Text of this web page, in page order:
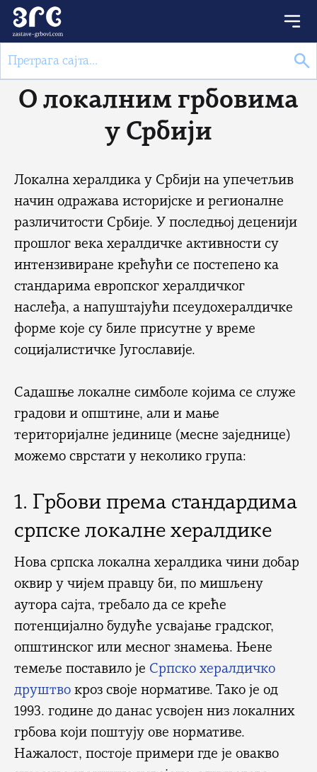
О локалним грбовима
у Србији
Локална хералдика у Србији на упечетљив
начин одражава историјске и регионалне
различитости Србије. У последњој деценији
прошлог века хералдичке активности су
интензивиране крећући се постепено ка
стандарима европског хералдичког
наслеђа, а напуштајући псеудохералдичке
форме које су биле присутне у време
социјалистичке Југославије.
Садашње локалне симболе којима се служе
градови и општине, али и мање
територијалне јединице (месне заједнице)
можемо сврстати у неколико група:
1. Грбови према стандардима
српске локалне хералдике
Нова српска локална хералдика чини добар
оквир у чијем правцу би, по мишљену
аутора сајта, требало да се креће
потенцијално будуће усвајање градског,
општинског или месног знамења. Њене
темеље поставило је Српско хералдичко
друштво кроз своје нормативе. Тако је од
1993. године до данас усвојен низ локалних
грбова који поштују ове нормативе.
Нажалост, постоје примери где је овакво